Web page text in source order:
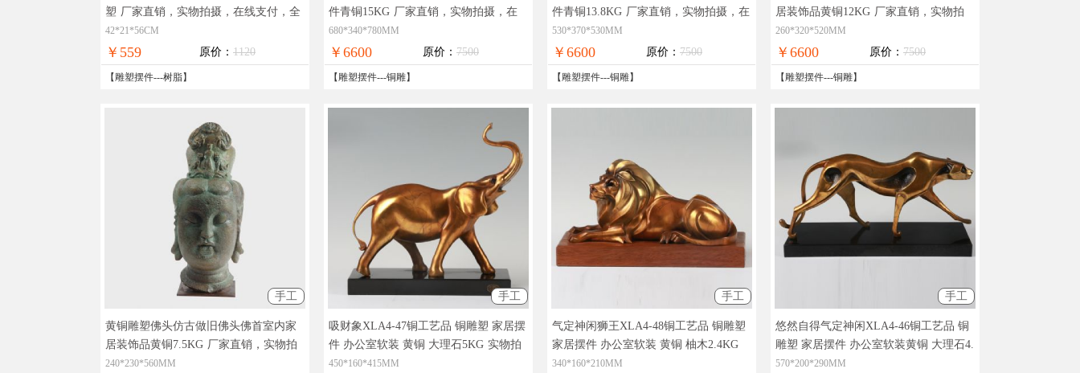
塑 厂家直销，实物拍摄，在线支付，全
国免邮
42*21*56CM
￥559 原价： 1120
【雕塑摆件---树脂】
件青铜15KG 厂家直销，实物拍摄，在
线支付，全国免邮
680*340*780MM
￥6600 原价： 7500
【雕塑摆件---铜雕】
件青铜13.8KG 厂家直销，实物拍摄，在
线支付，全国免邮
530*370*530MM
￥6600 原价： 7500
【雕塑摆件---铜雕】
居装饰品黄铜12KG 厂家直销，实物拍
摄，在线支付，全国免邮
260*320*520MM
￥6600 原价： 7500
【雕塑摆件---铜雕】
手工
黄铜雕塑佛头仿古做旧佛头佛首室内家
居装饰品黄铜7.5KG 厂家直销，实物拍
摄，在线支付，全国免邮
240*230*560MM
手工
吸财象XLA4-47铜工艺品 铜雕塑 家居摆
件 办公室软装 黄铜 大理石5KG 实物拍
摄，精品艺术，在线支付，全国免邮
450*160*415MM
手工
气定神闲狮王XLA4-48铜工艺品 铜雕塑
家居摆件 办公室软装 黄铜 柚木2.4KG
实物拍摄，精品艺术，在线支付，全国
340*160*210MM
手工
悠然自得气定神闲XLA4-46铜工艺品 铜
雕塑 家居摆件 办公室软装黄铜 大理石4.
5KG 实物拍摄，精品艺术，在线支付，
570*200*290MM